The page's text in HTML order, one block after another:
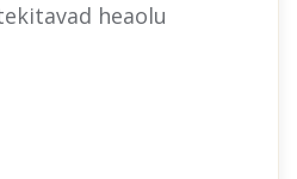
heaolu